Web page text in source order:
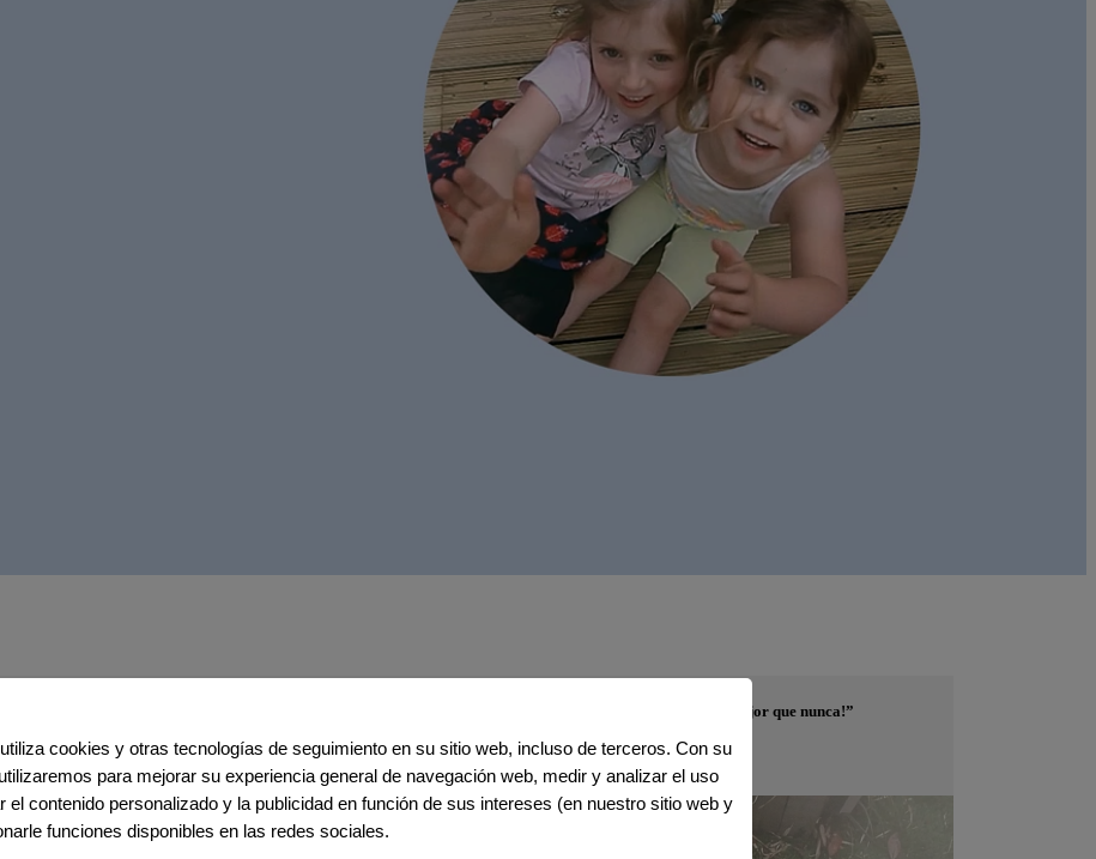
los 3 años. Ver a nuestra niña
diferente, se golpeaba la cabeza y
intensivos por más de 5
“Chloe estuvo ausente por un buen rato – ¡pero ya regresó y está mejor que nunca!”
La mamá de Chloe.-UK
cookies y otras tecnologías de seguimiento en su sitio web, incluso de terceros. Con su
para mejorar su experiencia general de navegación web, medir y analizar el uso
el contenido personalizado y la publicidad en función de sus intereses (en nuestro sitio web y
funciones disponibles en las redes sociales.